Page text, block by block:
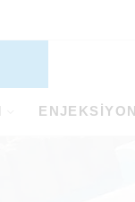
ENJEKSIYON